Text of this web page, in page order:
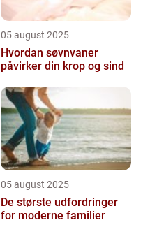
05 august 2025
Hvordan søvnvaner
påvirker din krop og sind
05 august 2025
De største udfordringer
for moderne familier